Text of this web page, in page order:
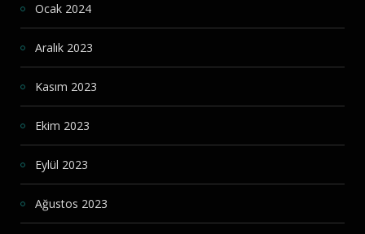
Ocak 2024
Aralık 2023
Kasım 2023
Ekim 2023
Eylül 2023
Ağustos 2023